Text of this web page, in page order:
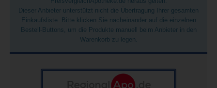
Dieser Anbieter unterstützt nicht die Übertragung Ihrer gesamten
Einkaufsliste. Bitte klicken Sie nacheinander auf die einzelnen
Bestell-Buttons, um die Produkte manuell beim Anbieter in den
Warenkorb zu legen.